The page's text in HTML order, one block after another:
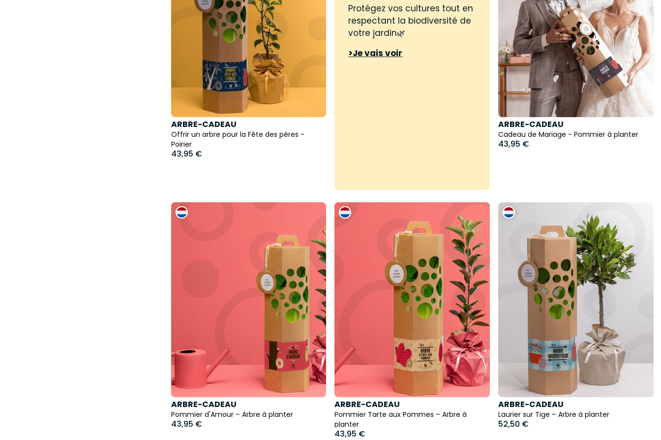
ARBRE-CADEAU
Offrir un arbre pour la Fête des pères -
Poirier
43,95 €
Protégez vos cultures tout en
respectant la biodiversité de
votre jardin🌿
>Je vais voir
ARBRE-CADEAU
Cadeau de Mariage - Pommier à planter
43,95 €
ARBRE-CADEAU
Pommier d'Amour – Arbre à planter
43,95 €
ARBRE-CADEAU
Pommier Tarte aux Pommes – Arbre à
planter
43,95 €
ARBRE-CADEAU
Laurier sur Tige – Arbre à planter
52,50 €